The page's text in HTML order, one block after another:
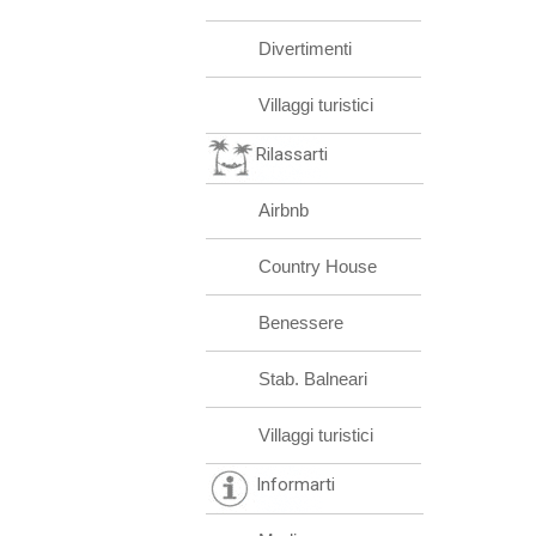
Divertimenti
Villaggi turistici
Rilassarti
Airbnb
Country House
Benessere
Stab. Balneari
Villaggi turistici
Informarti